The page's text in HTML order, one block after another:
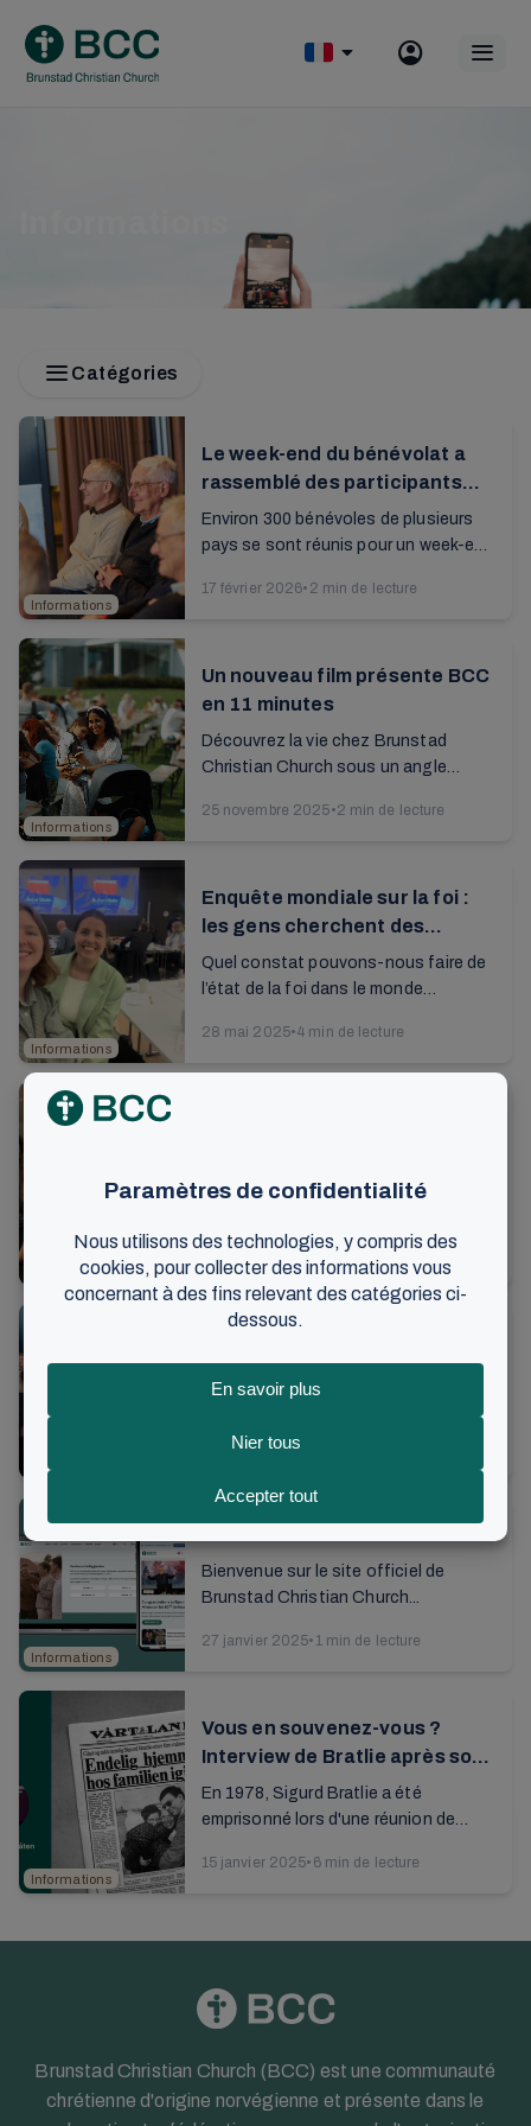
content
Catégories
Informations
Le week-end du bénévolat a
rassemblé des participants
engagés
Environ 300 bénévoles de plusieurs
pays se sont réunis pour un week-end
réuni pour favoriser l'...
17 février 2026• 2 min de lecture
Informations
Un nouveau film présente BCC
en 11 minutes
Découvrez la vie chez Brunstad
Christian Church sous un angle
25 novembre 2025•2 min de lecture
Informations
Enquête mondiale sur la foi :
les gens cherchent des
réponses
Quel constat pouvons-nous faire de
l’état de la foi dans le monde
mondial dresse un tableau complet de
28 mai 2025•4 min de lecture
Informations
Ici, les personnes clés des
informations actuelles et de
l'inspiration qui les aideront dans leur
travail pour ré...
2 min de lecture
Informations
Le week-end de volontariat rassemble
près de 700 personnes venues de 15
18 février 2025
Informations
Bienvenue sur le site officiel de
Brunstad Christian Church...
27 janvier 2025• 1 min de lecture
Informations
Vous en souvenez-vous ?
Interview de Bratlie après son
emprisonnement en Irak
En 1978, Sigurd Bratlie a été
emprisonné lors d'une réunion de
le missionnaire norvégien a été
15 janvier 2025• 6 min de lecture
Brunstad Christian Church (BCC) est une communauté
chrétienne d'origine norvégienne et présente dans le